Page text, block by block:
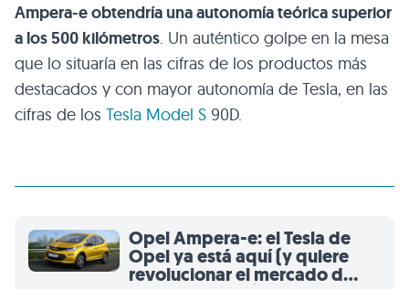
Ampera-e obtendría una autonomía teórica superior
a los 500 kilómetros. Un auténtico golpe en la mesa
que lo situaría en las cifras de los productos más
destacados y con mayor autonomía de Tesla, en las
cifras de los Tesla Model S 90D.
Opel Ampera-e: el Tesla de
Opel ya está aquí (y quiere
revolucionar el mercado del